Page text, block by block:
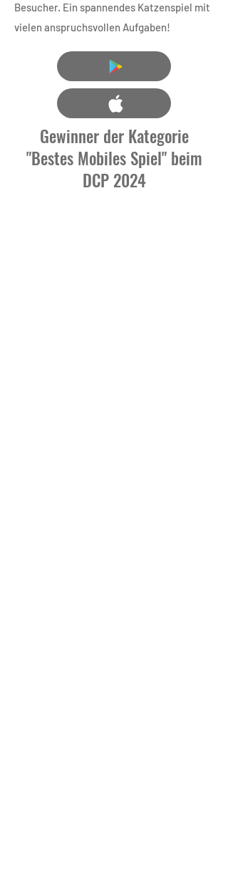
Besucher. Ein spannendes Katzenspiel mit
vielen anspruchsvollen Aufgaben!
Gewinner der Kategorie
"Bestes Mobiles Spiel" beim
DCP 2024